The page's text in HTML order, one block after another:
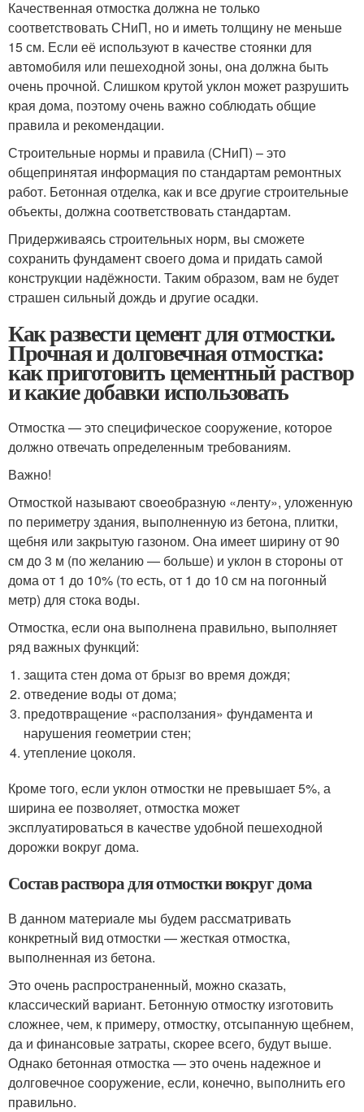
Качественная отмостка должна не только
соответствовать СНиП, но и иметь толщину не меньше
15 см. Если её используют в качестве стоянки для
автомобиля или пешеходной зоны, она должна быть
очень прочной. Слишком крутой уклон может разрушить
края дома, поэтому очень важно соблюдать общие
правила и рекомендации.
Строительные нормы и правила (СНиП) – это
общепринятая информация по стандартам ремонтных
работ. Бетонная отделка, как и все другие строительные
объекты, должна соответствовать стандартам.
Придерживаясь строительных норм, вы сможете
сохранить фундамент своего дома и придать самой
конструкции надёжности. Таким образом, вам не будет
страшен сильный дождь и другие осадки.
Как развести цемент для отмостки.
Прочная и долговечная отмостка:
как приготовить цементный раствор
и какие добавки использовать
Отмостка — это специфическое сооружение, которое
должно отвечать определенным требованиям.
Важно!
Отмосткой называют своеобразную «ленту», уложенную
по периметру здания, выполненную из бетона, плитки,
щебня или закрытую газоном. Она имеет ширину от 90
см до 3 м (по желанию — больше) и уклон в стороны от
дома от 1 до 10% (то есть, от 1 до 10 см на погонный
метр) для стока воды.
Отмостка, если она выполнена правильно, выполняет
ряд важных функций:
защита стен дома от брызг во время дождя;
отведение воды от дома;
предотвращение «расползания» фундамента и
нарушения геометрии стен;
утепление цоколя.
Кроме того, если уклон отмостки не превышает 5%, а
ширина ее позволяет, отмостка может
эксплуатироваться в качестве удобной пешеходной
дорожки вокруг дома.
Состав раствора для отмостки вокруг дома
В данном материале мы будем рассматривать
конкретный вид отмостки — жесткая отмостка,
выполненная из бетона.
Это очень распространенный, можно сказать,
классический вариант. Бетонную отмостку изготовить
сложнее, чем, к примеру, отмостку, отсыпанную щебнем,
да и финансовые затраты, скорее всего, будут выше.
Однако бетонная отмостка — это очень надежное и
долговечное сооружение, если, конечно, выполнить его
правильно.